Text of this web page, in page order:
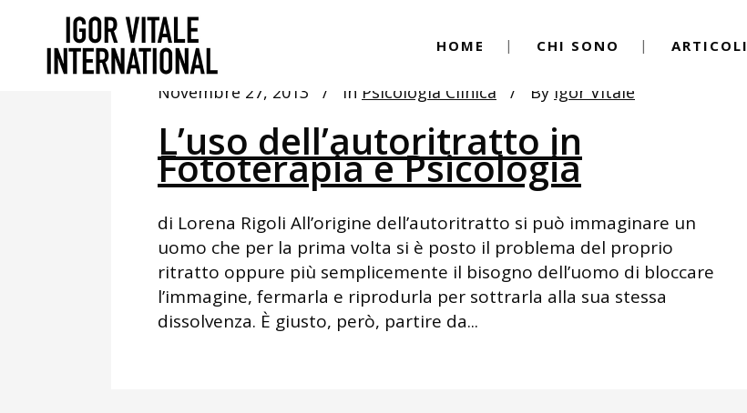
HOME CHI SONO ARTICOLI
Novembre 27, 2013 In Psicologia Clinica By Igor Vitale
L’uso dell’autoritratto in
Fototerapia e Psicologia
di Lorena Rigoli All’origine dell’autoritratto si può immaginare un
uomo che per la prima volta si è posto il problema del proprio
ritratto oppure più semplicemente il bisogno dell’uomo di bloccare
l’immagine, fermarla e riprodurla per sottrarla alla sua stessa
dissolvenza. È giusto, però, partire da...